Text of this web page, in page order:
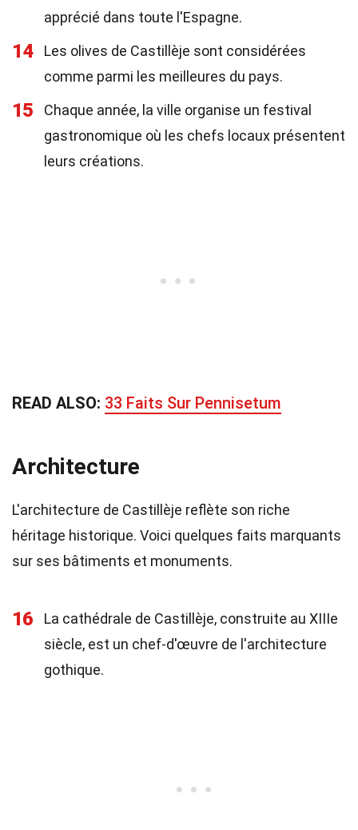
apprécié dans toute l'Espagne.
14
Les olives de Castillèje sont considérées
comme parmi les meilleures du pays.
15
Chaque année, la ville organise un festival
gastronomique où les chefs locaux présentent
leurs créations.
READ ALSO: 33 Faits Sur Pennisetum
Architecture
L'architecture de Castillèje reflète son riche
héritage historique. Voici quelques faits marquants
sur ses bâtiments et monuments.
16
La cathédrale de Castillèje, construite au XIIIe
siècle, est un chef-d'œuvre de l'architecture
gothique.